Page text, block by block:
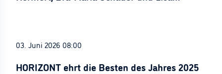
03. Juni 2026 08:00
HORIZONT ehrt die Besten des Jahres 2025